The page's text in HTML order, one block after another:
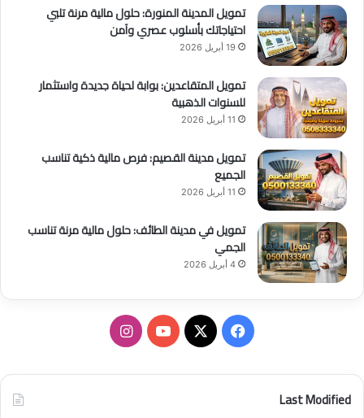
تمويل المدينة المنورة: حلول مالية مرنة تلبي
احتياجاتك بأسلوب عصري وآمن
19 أبريل 2026
تمويل المتقاعدين: بوابة لحياة جديدة واستثمار
للسنوات الذهبية
11 أبريل 2026
تمويل مدينة القصيم: فرص مالية ذكية تناسب
الجميع
11 أبريل 2026
تمويل في مدينة الطائف: حلول مالية مرنة تناسب
الجمي
4 أبريل 2026
Last Modified